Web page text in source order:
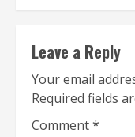
Leave a Reply
Your email
Required fields
Comment*